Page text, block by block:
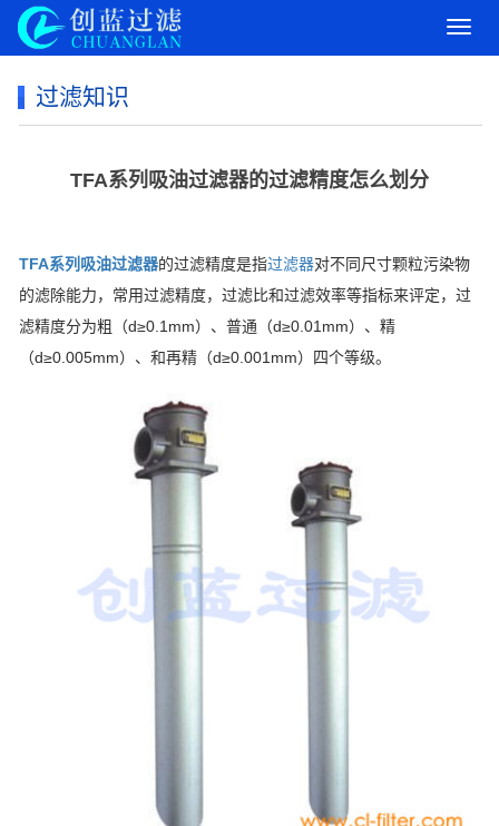
导
过滤知识
TFA系列吸油过滤器的过滤精度怎么划分
TFA系列吸油过滤器的过滤精度是指过滤器对不同尺寸颗粒污染物
的滤除能力，常用过滤精度，过滤比和过滤效率等指标来评定，过
滤精度分为粗（d≥0.1mm）、普通（d≥0.01mm）、精
（d≥0.005mm）、和再精（d≥0.001mm）四个等级。